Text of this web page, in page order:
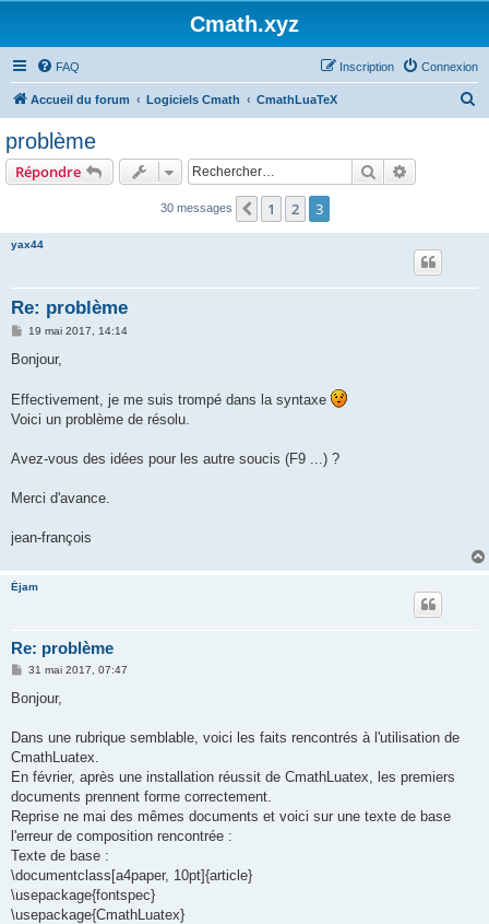
Cmath.xyz
FAQ Connexion
Inscription
Accueil du forum Logiciels Cmath CmathLuaTeX
problème
Répondre Rechercher
30 messages Précédent
1 2 3
yax44
Re: problème
M
s
g
e
19 mai 2017, 14:14
Bonjour,
Effectivement, je me suis trompé dans la syntaxe
Voici un problème de résolu.
Avez-vous des idées pour les autre soucis (F9 ...) ?
Merci d'avance.
jean-françois
Éjam
Re: problème
M
s
g
31 mai 2017, 07:47
Bonjour,
Dans une rubrique semblable, voici les faits rencontrés à l'utilisation de
CmathLuatex.
En février, après une installation réussit de CmathLuatex, les premiers
documents prennent forme correctement.
Reprise ne mai des mêmes documents et voici sur une texte de base
l'erreur de composition rencontrée :
Texte de base :
\documentclass[a4paper, 10pt]{article}
\usepackage{fontspec}
\usepackage{CmathLuatex}